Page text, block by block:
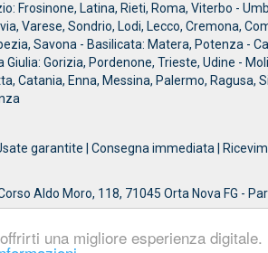
una migliore esperienza
Frosinone, Latina, Rieti, Roma, Viterbo -
Varese, Sondrio, Lodi, Lecco, Cremona,
Savona - Basilicata: Matera, Potenza -
Giulia: Gorizia, Pordenone, Trieste, Udine -
Catania, Enna, Messina, Palermo, Ragusa,
garantite | Consegna immediata |
Aldo Moro, 118, 71045 Orta Nova FG -